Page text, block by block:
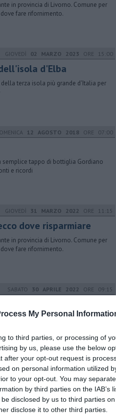
My Personal
to third parties, or processing of
by us, please use the below
after your opt-out request is
on personal information utilized
to your opt-out. You may
by third parties on the IAB’s
disclosed by us to third parties
disclose it to other third parties.
in provincia di Livorno. Comune per
fare rifornimento.
GIOVEDÌ 02 MARZO 2023 ORE 15:00
d'Elba
terza isola più grande d'Italia per
12 AGOSTO 2018 ORE 07:00
semplice tappo di bottiglia Gordiano
e ricordi
GIOVEDÌ 31 MARZO 2022 ORE 11:15
dove risparmiare
in provincia di Livorno. Comune per
fare rifornimento.
SABATO 30 APRILE 2022 ORE 09:15
in provincia di Livorno. Comune per
SABATO28 MAGGIO 2022ORE 09:15
dove risparmiare
in provincia di Livorno. Comune per
fare rifornimento.